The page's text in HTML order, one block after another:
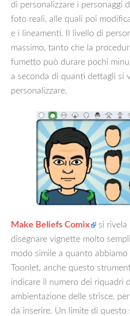
di personalizzare i personaggi
foto reali, alle quali poi
e i lineamenti. Il livello di
massimo, tanto che la
fumetto può durare pochi
a seconda di quanti dettagli si
personalizzare.
Make Beliefs Comix
si rivela
disegnare vignette molto
modo simile a quanto
Toonlet, anche questo
indicare il numero dei riquadri
ambientazione delle strisce,
da inserire. Un limite di